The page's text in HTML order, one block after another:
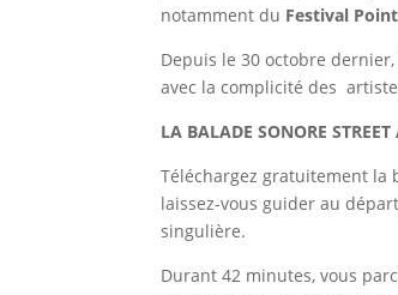
notamment du Festival
Depuis le 30 octobre
avec la complicité des
LA BALADE SONORE
Téléchargez gratuitement la
laissez-vous guider au
singulière.
Durant 42 minutes, vous